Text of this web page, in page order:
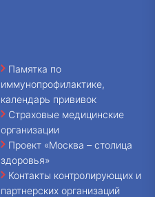
Памятка по
иммунопрофилактике,
календарь прививок
Страховые медицинские
организации
Проект «Москва – столица
здоровья»
Контакты контролирующих и
партнерских организаций